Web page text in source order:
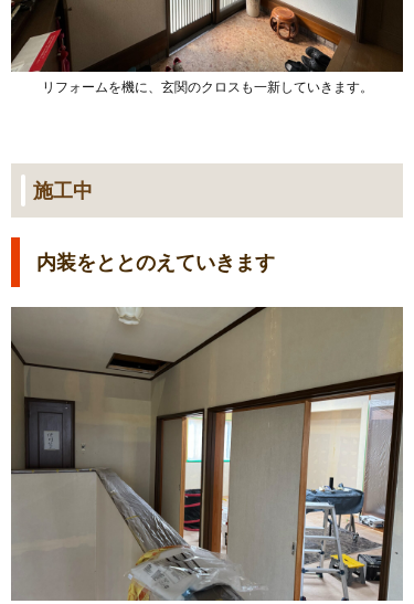
リフォームを機に、玄関のクロスも一新していきます。
施工中
内装をととのえていきます